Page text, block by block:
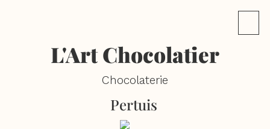
L'Art Chocolatier
Chocolaterie
Pertuis